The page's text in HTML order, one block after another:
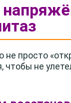
просто
не